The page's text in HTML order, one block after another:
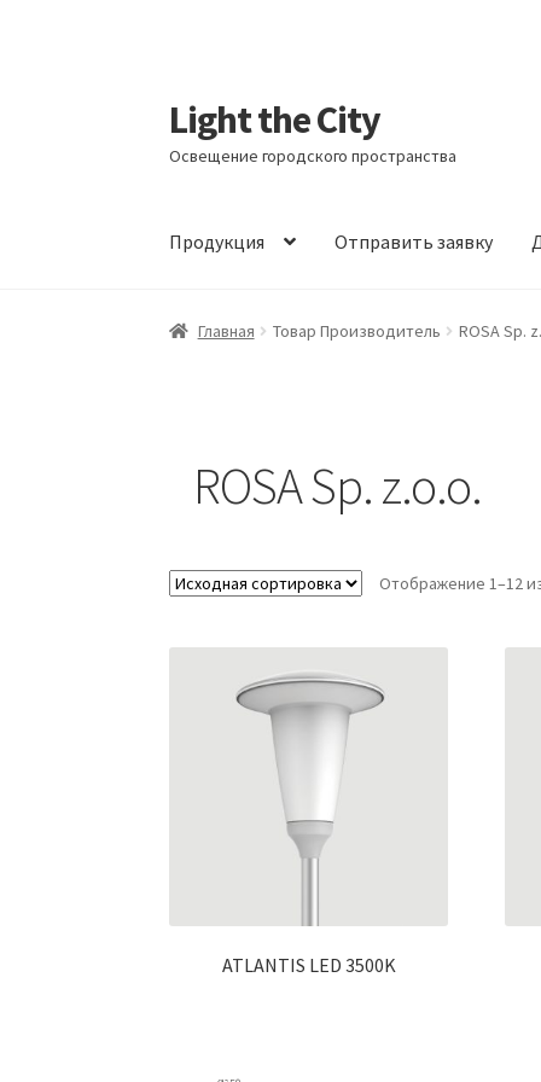
Перейти
к
навигации
Перейти
к
содержимому
Light the City
Освещение городского пространства
Продукция Отправить заявку
Главная FAQ про кронштейны Бренды
Оформление заказаПолитика
Главная Товар Производитель ROSA Sp.
ROSA Sp. z.o.o.
Отображение 1–12
ATLANTIS LED 3500K